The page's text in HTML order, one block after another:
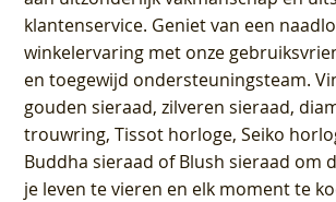
klantenservice. Geniet van een
winkelervaring met onze
en toegewijd ondersteuningsteam.
gouden sieraad, zilveren sieraad,
trouwring, Tissot horloge, Seiko
Buddha sieraad of Blush sieraad om
je leven te vieren en elk moment te